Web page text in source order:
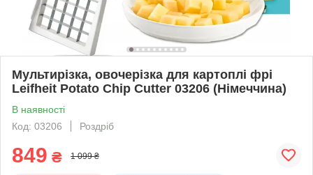
Мультирізка, овочерізка для картоплі фрі
Leifheit Potato Chip Cutter 03206 (Німеччина)
В наявності
Код: 03206
Роздріб
849 ₴ 1 099 ₴